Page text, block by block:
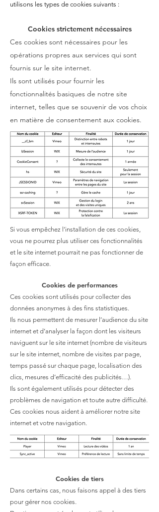
utilisons les types de cookies suivants :
Cookies strictement nécessaires
Ces cookies sont nécessaires pour les
opérations propres aux services qui sont
fournis sur le site internet.
Ils sont utilisés pour fournir les
fonctionnalités basiques de notre site
internet, telles que se souvenir de vos choix
en matière de consentement aux cookies.
Si vous empêchez l’installation de ces cookies,
vous ne pourrez plus utiliser ces fonctionnalités
et le site internet pourrait ne pas fonctionner de
façon efficace.
Cookies de performances
Ces cookies sont utilisés pour collecter des
données anonymes à des fins statistiques.
Ils nous permettent de mesurer l’audience du site
internet et d’analyser la façon dont les visiteurs
naviguent sur le site internet (nombre de visiteurs
sur le site internet, nombre de visites par page,
temps passé sur chaque page, localisation des
clics, mesures d’efficacité des publicités…).
Ils sont également utilisés pour détecter des
problèmes de navigation et toute autre difficulté.
Ces cookies nous aident à améliorer notre site
internet et votre navigation.
Cookies de tiers
Dans certains cas, nous faisons appel à des tiers
pour gérer nos cookies.